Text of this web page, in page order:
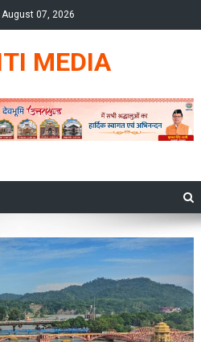
August 07, 2026
MEDIA